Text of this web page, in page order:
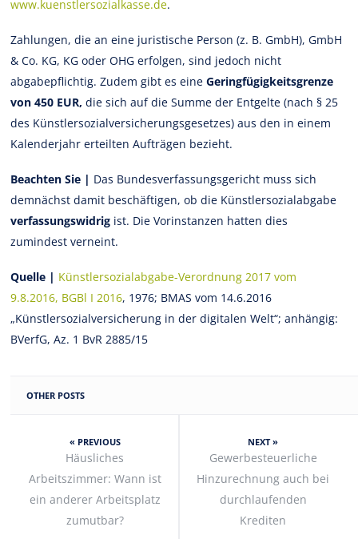
www.kuenstlersozialkasse.de.
Zahlungen, die an eine juristische Person (z. B. GmbH), GmbH
& Co. KG, KG oder OHG erfolgen, sind jedoch nicht
abgabepflichtig. Zudem gibt es eineGeringfügigkeitsgrenze
von 450 EUR, die sich auf die Summe der Entgelte (nach § 25
des Künstlersozialversicherungsgesetzes) aus den in einem
Kalenderjahr erteilten Aufträgen bezieht.
Beachten Sie | Das Bundesverfassungsgericht muss sich
demnächst damit beschäftigen, ob die Künstlersozialabgabe
verfassungswidrig ist. Die Vorinstanzen hatten dies
zumindest verneint.
Quelle | Künstlersozialabgabe-Verordnung 2017 vom
9.8.2016, BGBl I 2016, 1976; BMAS vom 14.6.2016
„Künstlersozialversicherung in der digitalen Welt“; anhängig:
BVerfG, Az. 1 BvR 2885/15
OTHER POSTS
« PREVIOUS
Häusliches
Arbeitszimmer: Wann ist
ein anderer Arbeitsplatz
zumutbar?
NEXT »
Gewerbesteuerliche
Hinzurechnung auch bei
durchlaufenden
Krediten